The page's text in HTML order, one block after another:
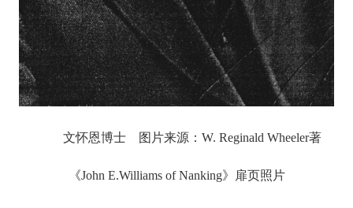
文怀恩博士 图片来源：W. Reginald Wheeler著
《John E.Williams of Nanking》扉页照片